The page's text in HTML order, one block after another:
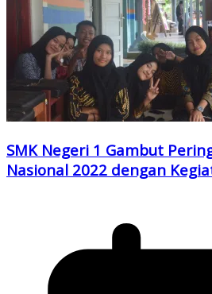
SMK Negeri 1 Gambut
Nasional 2022 dengan